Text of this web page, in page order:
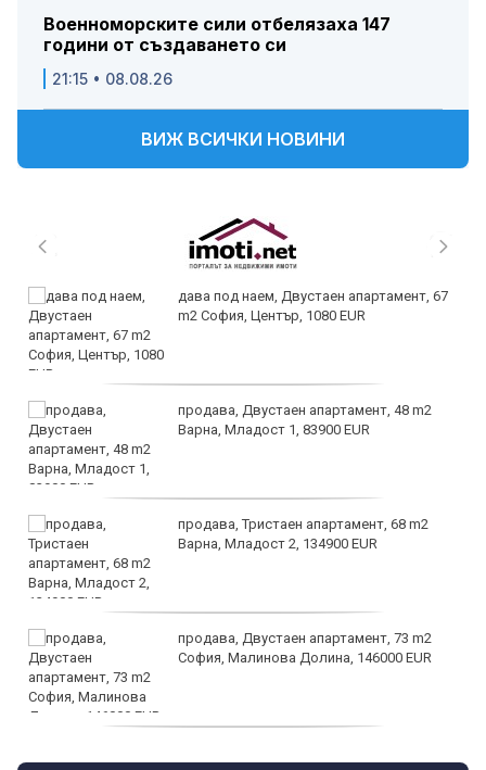
Военноморските сили отбелязаха 147
години от създаването си
21:15 • 08.08.26
ВИЖ ВСИЧКИ НОВИНИ
дава под наем, Двустаен апартамент, 67
m2 София, Център, 1080 EUR
продава, Двустаен апартамент, 48 m2
Варна, Младост 1, 83900 EUR
продава, Тристаен апартамент, 68 m2
Варна, Младост 2, 134900 EUR
продава, Двустаен апартамент, 73 m2
София, Малинова Долина, 146000 EUR